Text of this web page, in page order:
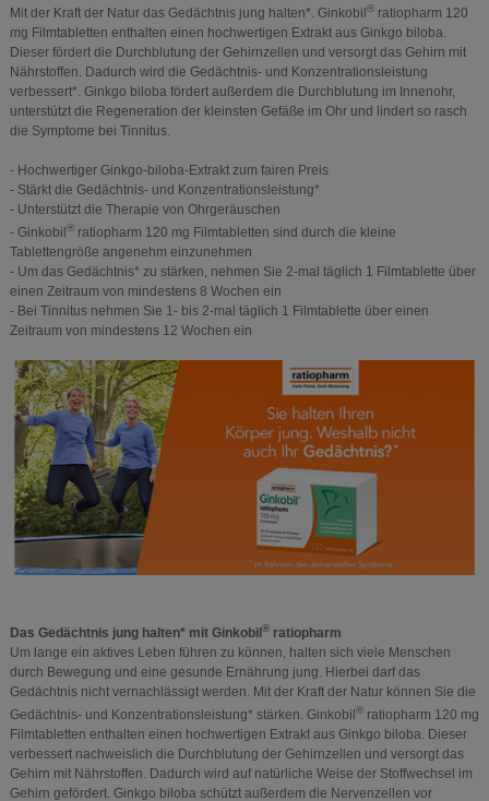
Mit der Kraft der Natur das Gedächtnis jung halten*. Ginkobil ®ratiopharm 120
mg Filmtabletten enthalten einen hochwertigen Extrakt aus Ginkgo biloba.
Dieser fördert die Durchblutung der Gehirnzellen und versorgt das Gehirn mit
Nährstoffen. Dadurch wird die Gedächtnis- und Konzentrationsleistung
verbessert*. Ginkgo biloba fördert außerdem die Durchblutung im Innenohr,
unterstützt die Regeneration der kleinsten Gefäße im Ohr und lindert so rasch
die Symptome bei Tinnitus.
- Hochwertiger Ginkgo-biloba-Extrakt zum fairen Preis
- Stärkt die Gedächtnis- und Konzentrationsleistung*
- Unterstützt die Therapie von Ohrgeräuschen
- Ginkobil ®ratiopharm 120 mg Filmtabletten sind durch die kleine
Tablettengröße angenehm einzunehmen
- Um das Gedächtnis* zu stärken, nehmen Sie 2-mal täglich 1 Filmtablette über
einen Zeitraum von mindestens 8 Wochen ein
- Bei Tinnitus nehmen Sie 1- bis 2-mal täglich 1 Filmtablette über einen
Zeitraum von mindestens 12 Wochen ein
Das Gedächtnis jung halten* mit Ginkobil®ratiopharm
Um lange ein aktives Leben führen zu können, halten sich viele Menschen
durch Bewegung und eine gesunde Ernährung jung. Hierbei darf das
Gedächtnis nicht vernachlässigt werden. Mit der Kraft der Natur können Sie die
Gedächtnis- und Konzentrationsleistung* stärken. Ginkobil®ratiopharm 120 mg
Filmtabletten enthalten einen hochwertigen Extrakt aus Ginkgo biloba. Dieser
verbessert nachweislich die Durchblutung der Gehirnzellen und versorgt das
Gehirn mit Nährstoffen. Dadurch wird auf natürliche Weise der Stoffwechsel im
Gehirn gefördert. Ginkgo biloba schützt außerdem die Nervenzellen vor